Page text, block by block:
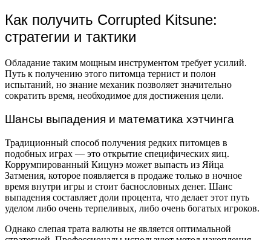
Как получить Corrupted Kitsune:
стратегии и тактики
Обладание таким мощным инструментом требует усилий.
Путь к получению этого питомца тернист и полон
испытаний, но знание механик позволяет значительно
сократить время, необходимое для достижения цели.
Шансы выпадения и математика хэтчинга
Традиционный способ получения редких питомцев в
подобных играх — это открытие специфических яиц.
Коррумпированный Кицунэ может выпасть из Яйца
Затмения, которое появляется в продаже только в ночное
время внутри игры и стоит баснословных денег. Шанс
выпадения составляет доли процента, что делает этот путь
уделом либо очень терпеливых, либо очень богатых игроков.
Однако слепая трата валюты не является оптимальной